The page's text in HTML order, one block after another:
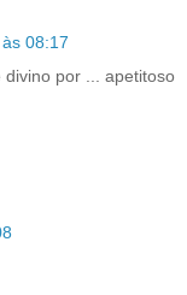
08:17
por ... apetitoso